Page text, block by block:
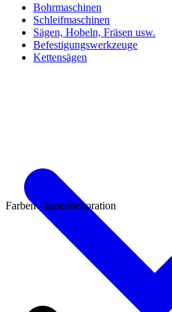
Bohrmaschinen
Schleifmaschinen
Sägen, Hobeln, Fräsen usw.
Befestigungswerkzeuge
Kettensägen
Farben - Innendekoration